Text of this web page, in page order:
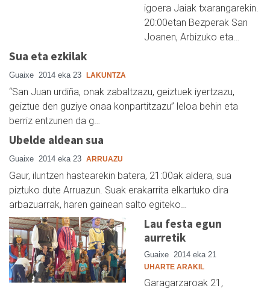
igoera Jaiak txarangarekin.
20:00etan Bezperak San
Joanen, Arbizuko eta…
Sua eta ezkilak
Guaixe 2014 eka 23 LAKUNTZA
“San Juan urdiña, onak zabaltzazu, geiztuek iyertzazu,
geiztue den guziye onaa konpartitzazu” leloa behin eta
berriz entzunen da g…
Ubelde aldean sua
Guaixe 2014 eka 23 ARRUAZU
Gaur, iluntzen hastearekin batera, 21:00ak aldera, sua
piztuko dute Arruazun. Suak erakarrita elkartuko dira
arbazuarrak, haren gainean salto egiteko…
Lau festa egun
aurretik
Guaixe 2014 eka 21
UHARTE ARAKIL
Garagarzaroak 21,